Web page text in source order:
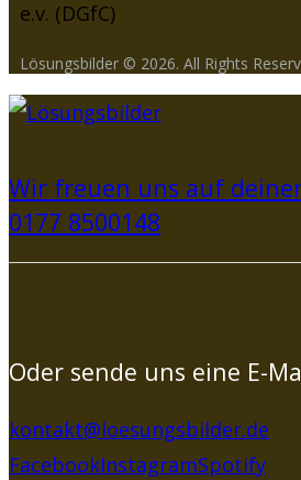
Lösungsbilder © 2026. All Rights
Wir freuen uns auf
0177 8500148
Oder sende uns eine E-
kontakt@loesungsbilder.de
FacebookInstagramSpotify